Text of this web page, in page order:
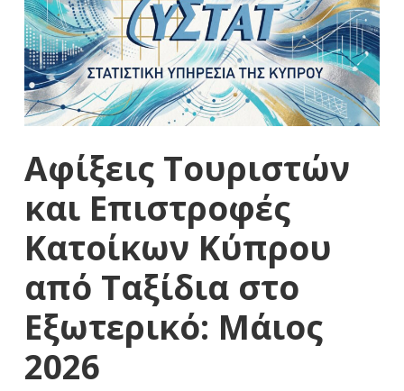
Αφίξεις Τουριστών
και Επιστροφές
Κατοίκων Κύπρου
από Ταξίδια στο
Εξωτερικό: Μάιος
2026